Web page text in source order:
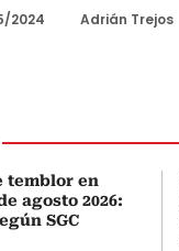
2024 Adrián Trejos
temblor en
agosto 2026:
SGC